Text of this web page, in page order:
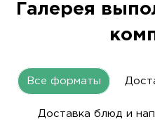
Галерея
Все форматы
Доставка блюд и